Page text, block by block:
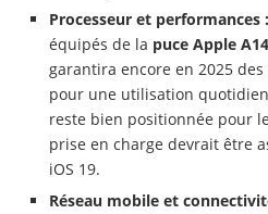
Processeur et performances :
équipés de la puce Apple
garantira encore en 2025
pour une utilisation
reste bien positionnée pour
prise en charge devrait être
iOS 19.
Réseau mobile et